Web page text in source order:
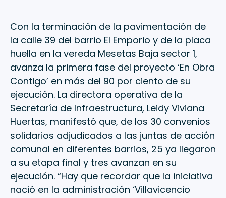
Con la terminación de la pavimentación de
la calle 39 del barrio El Emporio y de la placa
huella en la vereda Mesetas Baja sector 1,
avanza la primera fase del proyecto ‘En Obra
Contigo’ en más del 90 por ciento de su
ejecución. La directora operativa de la
Secretaría de Infraestructura, Leidy Viviana
Huertas, manifestó que, de los 30 convenios
solidarios adjudicados a las juntas de acción
comunal en diferentes barrios, 25 ya llegaron
a su etapa final y tres avanzan en su
ejecución. “Hay que recordar que la iniciativa
nació en la administración ‘Villavicencio